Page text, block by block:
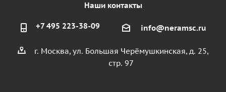
Наши контакты
+7 495 223-38-09 info@neramsc.ru
г. Москва, ул. Большая Черёмушкинская, д. 25,
стр. 97